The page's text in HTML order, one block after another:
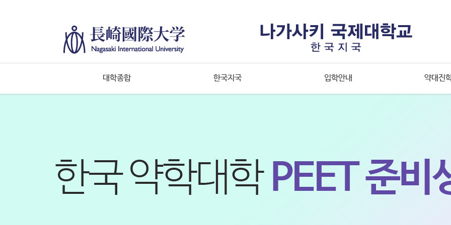
대학종합 한국지국 입학안내 약대진